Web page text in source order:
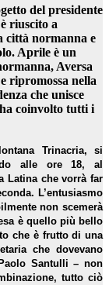
del presidente
riuscito a
città normanna e
Aprile è un
Aversa
ripromossa nella
che unisce
coinvolto tutti i
Trinacria, si
alle ore 18, al
Latina che vorrà far
L’entusiasmo
non scemerà
è quello più bello
che è frutto di una
che dovevano
Santulli – non
tutto ciò